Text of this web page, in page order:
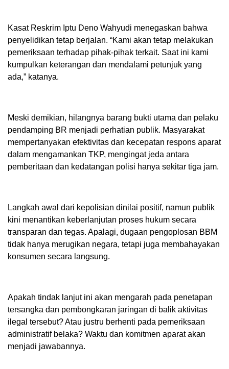
Kasat Reskrim Iptu Deno Wahyudi menegaskan bahwa
penyelidikan tetap berjalan. “Kami akan tetap melakukan
pemeriksaan terhadap pihak-pihak terkait. Saat ini kami
kumpulkan keterangan dan mendalami petunjuk yang
ada,” katanya.
Meski demikian, hilangnya barang bukti utama dan pelaku
pendamping BR menjadi perhatian publik. Masyarakat
mempertanyakan efektivitas dan kecepatan respons aparat
dalam mengamankan TKP, mengingat jeda antara
pemberitaan dan kedatangan polisi hanya sekitar tiga jam.
Langkah awal dari kepolisian dinilai positif, namun publik
kini menantikan keberlanjutan proses hukum secara
transparan dan tegas. Apalagi, dugaan pengoplosan BBM
tidak hanya merugikan negara, tetapi juga membahayakan
konsumen secara langsung.
Apakah tindak lanjut ini akan mengarah pada penetapan
tersangka dan pembongkaran jaringan di balik aktivitas
ilegal tersebut? Atau justru berhenti pada pemeriksaan
administratif belaka? Waktu dan komitmen aparat akan
menjadi jawabannya.